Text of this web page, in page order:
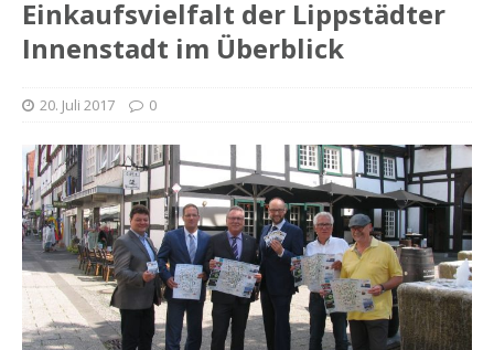
Einkaufsvielfalt der Lippstädter
Innenstadt im Überblick
20. Juli 2017 0